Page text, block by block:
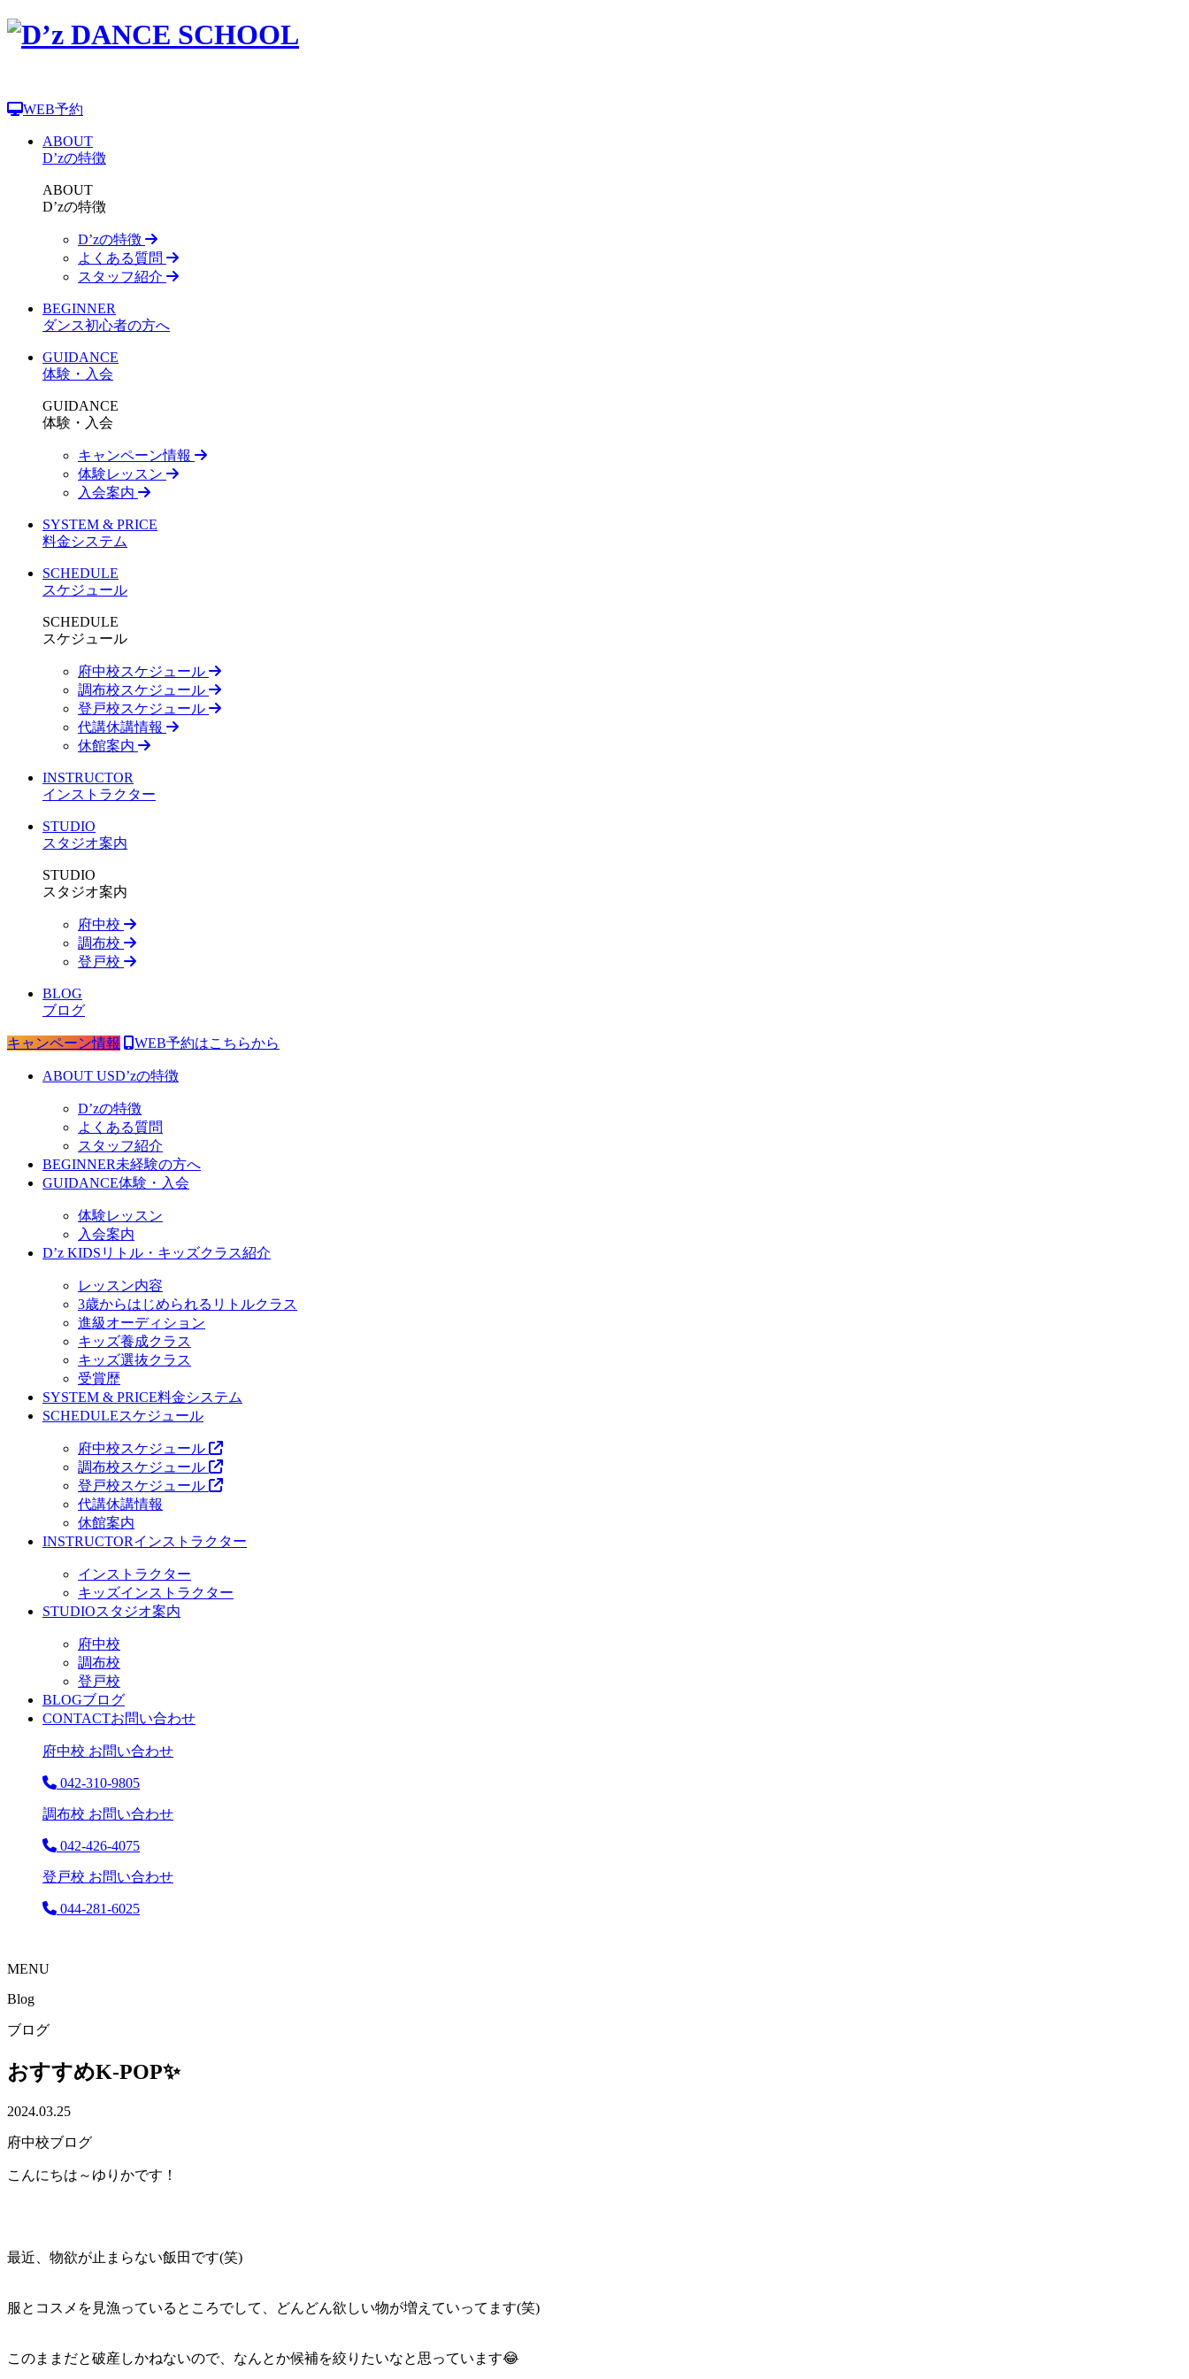
WEB予約
ABOUT
D’zの特徴
ABOUT
D’zの特徴
D’zの特徴
よくある質問
スタッフ紹介
BEGINNER
ダンス初心者の方へ
GUIDANCE
体験・入会
GUIDANCE
体験・入会
キャンペーン情報
体験レッスン
入会案内
SYSTEM & PRICE
料金システム
SCHEDULE
スケジュール
SCHEDULE
スケジュール
府中校スケジュール
調布校スケジュール
登戸校スケジュール
代講休講情報
休館案内
INSTRUCTOR
インストラクター
STUDIO
スタジオ案内
STUDIO
スタジオ案内
府中校
調布校
登戸校
BLOG
ブログ
キャンペーン情報 WEB予約はこちらから
ABOUT USD’zの特徴
D’zの特徴
よくある質問
スタッフ紹介
BEGINNER未経験の方へ
GUIDANCE体験・入会
体験レッスン
入会案内
D’z KIDS リトル・キッズクラス紹介
レッスン内容
3歳からはじめられるリトルクラス
進級オーディション
キッズ養成クラス
キッズ選抜クラス
受賞歴
SYSTEM & PRICE料金システム
SCHEDULEスケジュール
府中校スケジュール
調布校スケジュール
登戸校スケジュール
代講休講情報
休館案内
INSTRUCTORインストラクター
インストラクター
キッズインストラクター
STUDIOスタジオ案内
府中校
調布校
登戸校
BLOGブログ
CONTACTお問い合わせ
府中校 お問い合わせ
042-310-9805
調布校 お問い合わせ
042-426-4075
登戸校 お問い合わせ
044-281-6025
MENU
Blog
ブログ
おすすめK-POP✨
2024.03.25
府中校ブログ
こんにちは～ゆりかです！
最近、物欲が止まらない飯田です(笑)
服とコスメを見漁っているところでして、どんどん欲しい物が増えていってます(笑)
このままだと破産しかねないので、なんとか候補を絞りたいなと思っています😂